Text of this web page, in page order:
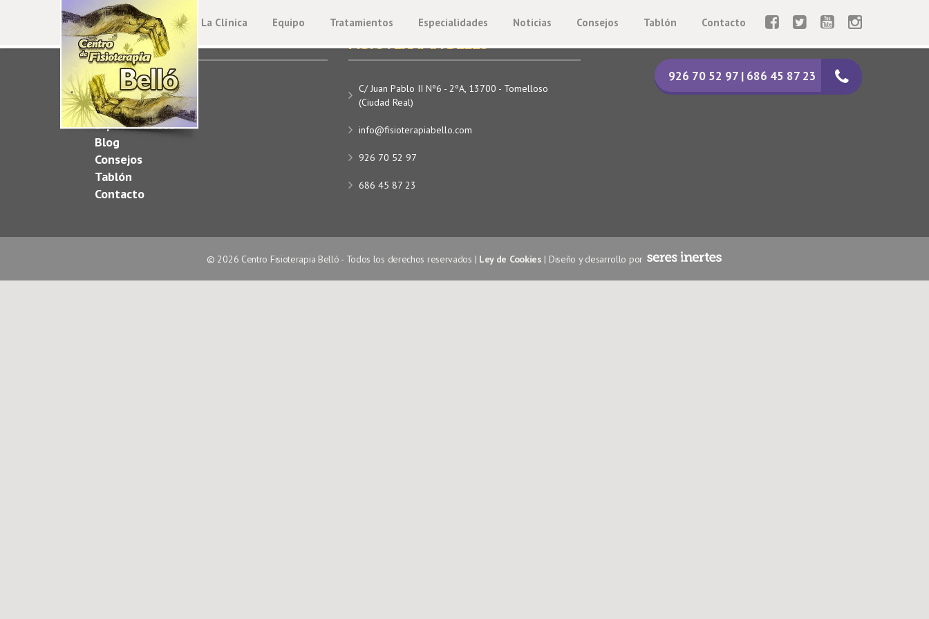
La Clínica Equipo Tratamientos Especialidades Noticias Consejos Tablón Contacto
926 70 52 97 | 686 45 87 23
MAPA WEB
La Clínica
Tratamientos
Especialidades
Blog
Consejos
Tablón
Contacto
FISIOTERAPIA BELLÓ
C/ Juan Pablo II Nº6 - 2ºA, 13700 - Tomelloso
(Ciudad Real)
info@fisioterapiabello.com
926 70 52 97
686 45 87 23
© 2026 Centro Fisioterapia Belló - Todos los derechos reservados | Ley de Cookies | Diseño y desarrollo por